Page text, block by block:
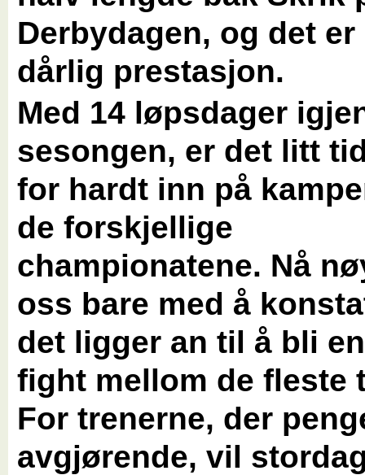
Derbydagen, og det
dårlig prestasjon.
Med 14 løpsdager
sesongen, er det litt
for hardt inn på
de forskjellige
championatene. Nå
oss bare med å
det ligger an til å bli
fight mellom de fleste
For trenerne, der
avgjørende, vil